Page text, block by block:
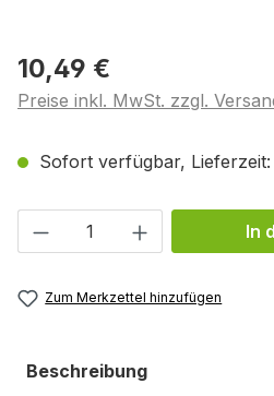
10,49 €
Preise inkl. MwSt. zzgl.
Sofort verfügbar, Lieferzeit:
Produkt Anzahl: Gib
In
Zum Merkzettel hinzufügen
Beschreibung